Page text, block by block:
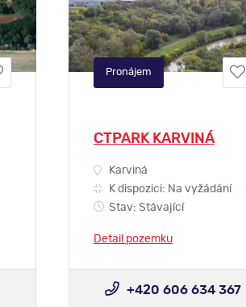
CTPARK KARVINÁ
Karviná
K dispozici: Na vyžádání
Stav: Stávající
Detail pozemku
Pronájem
+420 606 634 367